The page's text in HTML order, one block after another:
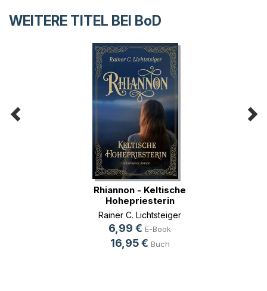
WEITERE TITEL BEI BoD
Rhiannon - Keltische
Hohepriesterin
Rainer C. Lichtsteiger
6,99 € E-Book
16,95 € Buch